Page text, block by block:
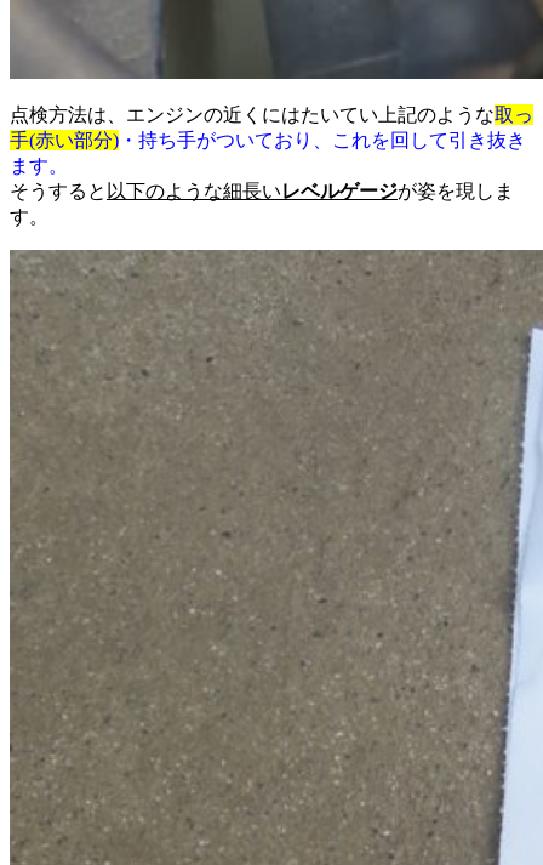
点検方法は、エンジンの近くにはたいてい上記のような取っ
手(赤い部分) ・持ち手がついており、これを回して引き抜き
ます。
そうすると 以下のような細長いレベルゲージが姿を現しま
す。